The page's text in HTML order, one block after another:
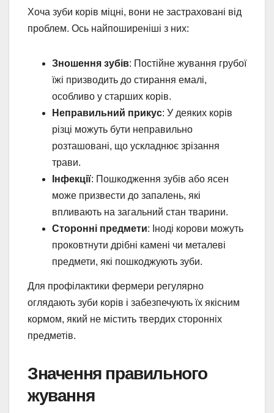
Хоча зуби корів міцні, вони не застраховані від
проблем. Ось найпоширеніші з них:
Зношення зубів: Постійне жування грубої
їжі призводить до стирання емалі,
особливо у старших корів.
Неправильний прикус: У деяких корів
різці можуть бути неправильно
розташовані, що ускладнює зрізання
трави.
Інфекції: Пошкодження зубів або ясен
може призвести до запалень, які
впливають на загальний стан тварини.
Сторонні предмети: Іноді корови можуть
проковтнути дрібні камені чи металеві
предмети, які пошкоджують зуби.
Для профілактики фермери регулярно
оглядають зуби корів і забезпечують їх якісним
кормом, який не містить твердих сторонніх
предметів.
Значення правильного
жування